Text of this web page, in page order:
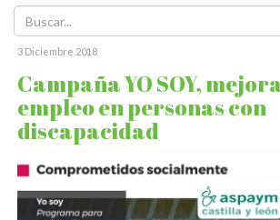
3 Diciembre 2018
Campaña YO SOY,
empleo en personas con
discapacidad